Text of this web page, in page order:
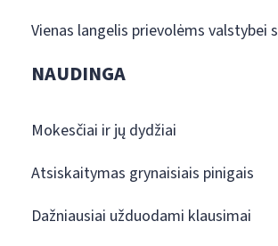
Vienas langelis prievolėms valstybei
NAUDINGA
Mokesčiai ir jų dydžiai
Atsiskaitymas grynaisiais pinigais
Dažniausiai užduodami klausimai